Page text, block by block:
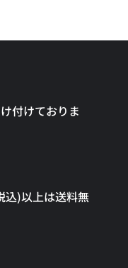
付けておりま
込)以上は送料無